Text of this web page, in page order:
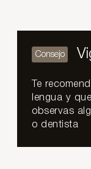
Te
lengua y
observas
o dentista